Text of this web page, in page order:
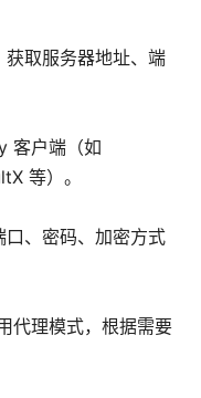
取服务器地址、端
客户端（如
等）。
、密码、加密方式
代理模式，根据需要